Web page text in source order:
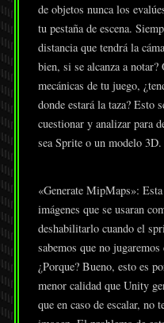
de objetos nunca los
tu pestaña de escena.
distancia que tendrá la
bien, si se alcanza a
mecánicas de tu juego,
donde estará la taza? Esto
cuestionar y analizar para
sea Sprite o un modelo 3D.
«Generate MipMaps»:
imágenes que se usaran
deshabilitarlo cuando el
sabemos que no
¿Porque? Bueno, esto es
menor calidad que Unity
que en caso de escalar, no